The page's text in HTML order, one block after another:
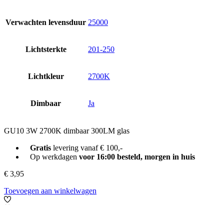
Verwachten levensduur 25000
Lichtsterkte 201-250
Lichtkleur 2700K
Dimbaar Ja
GU10 3W 2700K dimbaar 300LM glas
Gratislevering vanaf € 100,-
Op werkdagen voor 16:00 besteld, morgen in huis
€ 3,95
Toevoegen aan winkelwagen